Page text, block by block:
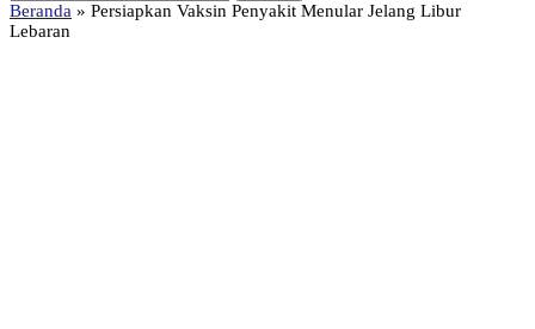
Beranda » Persiapkan Vaksin Penyakit Menular Jelang Libur
Lebaran